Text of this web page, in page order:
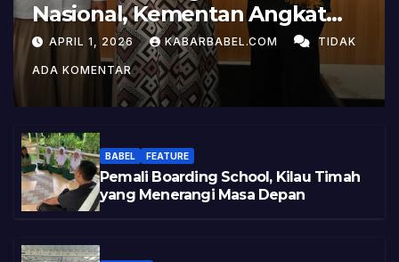
Nasional, Kementan Angkat
Kisah Sukses Pelepasan
Varietas
APRIL 1, 2026 KABARBABEL.COM TIDAK
ADA KOMENTAR
BABEL FEATURE
Pemali Boarding School, Kilau Timah
yang Menerangi Masa Depan